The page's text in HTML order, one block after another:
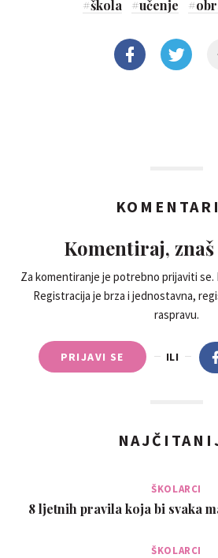
#škola #učenje #
KOMENTARI
Komentiraj, znaš
Za komentiranje je potrebno prijaviti se.
Registracija je brza i jednostavna,
raspravu.
PRIJAVI SE ILI
ŠKOLARCI
8 ljetnih pravila koja bi svaka
ŠKOLARCI